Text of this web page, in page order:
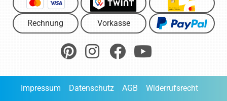
Rechnung Vorkasse
Impressum Datenschutz AGB
Widerrufsrecht